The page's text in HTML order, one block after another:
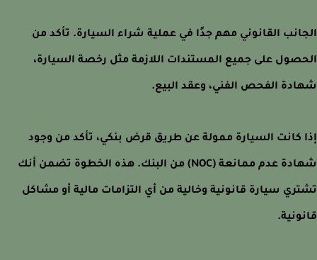
القانوني مهم جدًا في عملية شراء السيارة. تأكد من
على جميع المستندات اللازمة مثل رخصة السيارة،
الفحص الفني، وعقد البيع.
كانت السيارة ممولة عن طريق قرض بنكي، تأكد من وجود
شهادة عدم ممانعة (NOC) من البنك. هذه الخطوة تضمن أنك
سيارة قانونية وخالية من أي التزامات مالية أو مشاكل